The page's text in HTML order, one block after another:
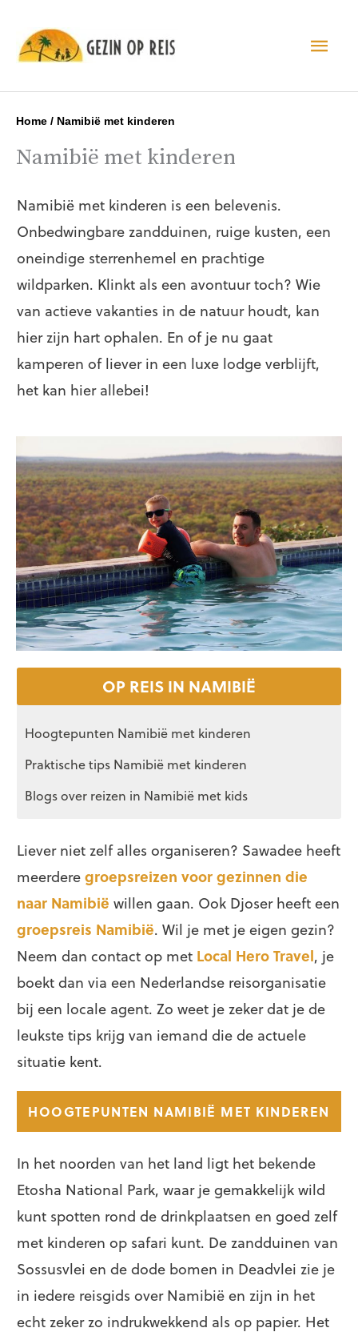
Home / Namibië met kinderen
Namibië met kinderen
Namibië met kinderen is een belevenis.
Onbedwingbare zandduinen, ruige kusten, een
oneindige sterrenhemel en prachtige
wildparken. Klinkt als een avontuur toch? Wie
van actieve vakanties in de natuur houdt, kan
hier zijn hart ophalen. En of je nu gaat
kamperen of liever in een luxe lodge verblijft,
het kan hier allebei!
OP REIS IN NAMIBIË
Hoogtepunten Namibië met kinderen
Praktische tips Namibië met kinderen
Blogs over reizen in Namibië met kids
Liever niet zelf alles organiseren? Sawadee heeft
meerderegroepsreizen voor gezinnen die
naar Namibië willen gaan. Ook Djoser heeft een
groepsreis Namibië. Wil je met je eigen gezin?
Neem dan contact op met Local Hero Travel, je
boekt dan via een Nederlandse reisorganisatie
bij een locale agent. Zo weet je zeker dat je de
leukste tips krijg van iemand die de actuele
situatie kent.
HOOGTEPUNTEN NAMIBIË MET KINDEREN
In het noorden van het land ligt het bekende
Etosha National Park, waar je gemakkelijk wild
kunt spotten rond de drinkplaatsen en goed zelf
met kinderen op safari kunt. De zandduinen van
Sossusvlei en de dode bomen in Deadvlei zie je
in iedere reisgids over Namibië en zijn in het
echt zeker zo indrukwekkend als op papier. Het